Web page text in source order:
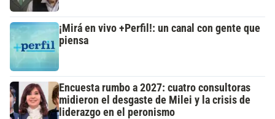
¡Mirá en vivo +Perfil!: un canal con gente que
piensa
Encuesta rumbo a 2027: cuatro consultoras
midieron el desgaste de Milei y la crisis de
liderazgo en el peronismo